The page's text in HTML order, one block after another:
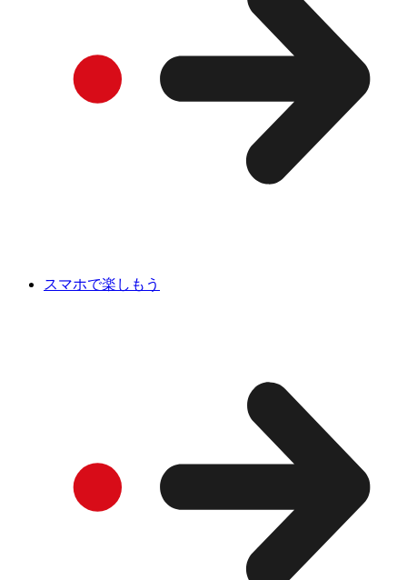
スマホで楽しもう